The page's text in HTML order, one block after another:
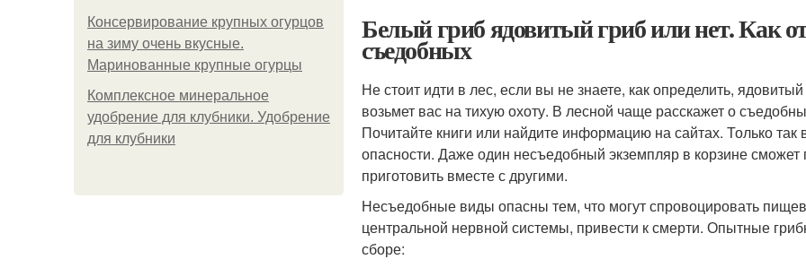
Консервирование крупных огурцов
на зиму очень вкусные.
Маринованные крупные огурцы
Комплексное минеральное
удобрение для клубники. Удобрение
для клубники
Белый гриб ядовитый гриб или нет. Как
съедобных
Не стоит идти в лес, если вы не знаете, как определить,
возьмет вас на тихую охоту. В лесной чаще расскажет о
Почитайте книги или найдите информацию на сайтах. Только так
опасности. Даже один несъедобный экземпляр в корзине сможет
приготовить вместе с другими.
Несъедобные виды опасны тем, что могут спровоцировать
центральной нервной системы, привести к смерти. Опытные
сборе: